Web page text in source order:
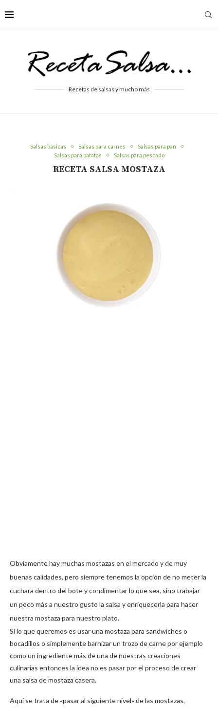
Recetas de salsas y mucho más
Salsas básicas Salsas para carnes
Salsas para pan
Salsas para patatas
Salsas para pescado
RECETA SALSA MOSTAZA
Obviamente hay muchas mostazas en el mercado y de muy
buenas calidades, pero siempre tenemos la opción de no meter la
cuchara dentro del bote y condimentar lo que sea, sino trabajar
un poco más a nuestro gusto la salsa y enriquecerla para hacer
nuestra mostaza para nuestro plato.
Si lo que queremos es usar una mostaza para sandwiches o
bocadillos o simplemente barnizar un trozo de carne por ejemplo
como un ingrediente más de una de nuestras creaciones
culinarias entonces la idea no es pasar por el proceso de crear
una salsa de mostaza casera.
Aquí se trata de «pasar al siguiente nivel» de las mostazas,